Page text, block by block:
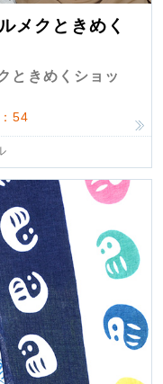
メクときめく
ときめくショッ
54